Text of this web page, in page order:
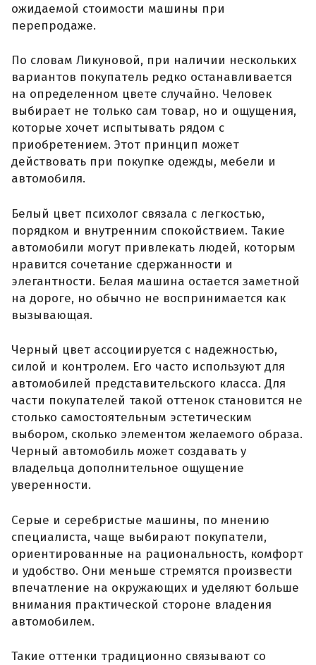
ожидаемой стоимости машины при
перепродаже.
По словам Ликуновой, при наличии нескольких
вариантов покупатель редко останавливается
на определенном цвете случайно. Человек
выбирает не только сам товар, но и ощущения,
которые хочет испытывать рядом с
приобретением. Этот принцип может
действовать при покупке одежды, мебели и
автомобиля.
Белый цвет психолог связала с легкостью,
порядком и внутренним спокойствием. Такие
автомобили могут привлекать людей, которым
нравится сочетание сдержанности и
элегантности. Белая машина остается заметной
на дороге, но обычно не воспринимается как
вызывающая.
Черный цвет ассоциируется с надежностью,
силой и контролем. Его часто используют для
автомобилей представительского класса. Для
части покупателей такой оттенок становится не
столько самостоятельным эстетическим
выбором, сколько элементом желаемого образа.
Черный автомобиль может создавать у
владельца дополнительное ощущение
уверенности.
Серые и серебристые машины, по мнению
специалиста, чаще выбирают покупатели,
ориентированные на рациональность, комфорт
и удобство. Они меньше стремятся произвести
впечатление на окружающих и уделяют больше
внимания практической стороне владения
автомобилем.
Такие оттенки традиционно связывают со